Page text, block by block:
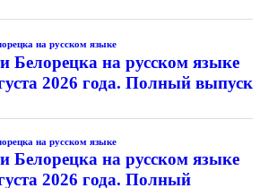
на русском языке
Белорецка на русском языке
2026 года. Полный выпуск
на русском языке
Белорецка на русском языке
2026 года. Полный